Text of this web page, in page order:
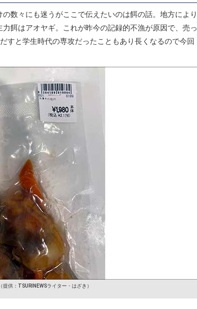
数々にも迷うがここで伝えたいのは餌の話。地方により
餌はアオヤギ。これが昨今の記録的不漁が原因で、売っ
すと学生時代の専攻だったこともあり長くなるので今回
（提供：TSURINEWSライター・はざき）